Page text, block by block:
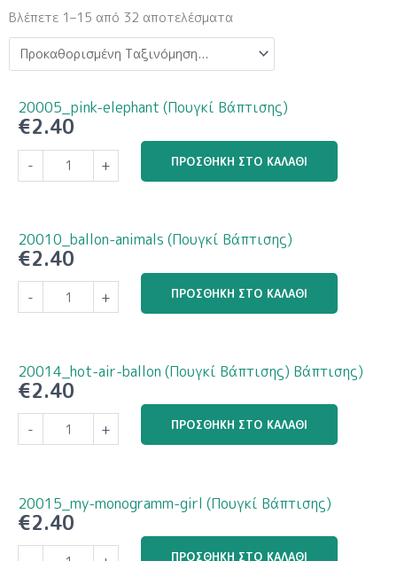
Βλέπετε 1–15 από 32 αποτελέσματα
20005_pink-elephant (Πουγκί Βάπτισης)
€2.40
-
20005_pink-
elephant
ποσότητα
+ ΠΡΟΣΘΉΚΗ ΣΤΟ ΚΑΛΆΘΙ
20010_ballon-animals (Πουγκί Βάπτισης)
€2.40
-
20010_ballon-
animals
ποσότητα
+ ΠΡΟΣΘΉΚΗ ΣΤΟ ΚΑΛΆΘΙ
20014_hot-air-ballon (Πουγκί Βάπτισης) Βάπτισης)
€2.40
-
20014_hot-
air-
Βάπτισης)
Βάπτισης)
ποσότητα
+ ΠΡΟΣΘΉΚΗ ΣΤΟ ΚΑΛΆΘΙ
20015_my-monogramm-girl (Πουγκί Βάπτισης)
€2.40
20015_my-
ΠΡΟΣΘΉΚΗ ΣΤΟ ΚΑΛΆΘΙ